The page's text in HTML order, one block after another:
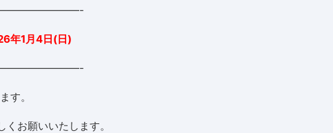
年1月4日(日)
す。
お願いいたします。